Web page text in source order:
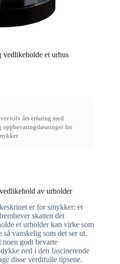
vedlikeholde et urhus
tolv års erfaring med
oppbevaringsløsninger for
av urholder
er for smykker: et
skatten det
et urholder kan virke som
vanskelig som det ser ut.
godt bevarte
ned i den fascinerende
disse verdifulle tipsene.